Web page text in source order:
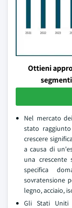
Ottieni
Nel mercato
stato
crescere
a causa di
una crescente
specifica
sovratensione
legno, acciaio,
Gli Stati Uniti